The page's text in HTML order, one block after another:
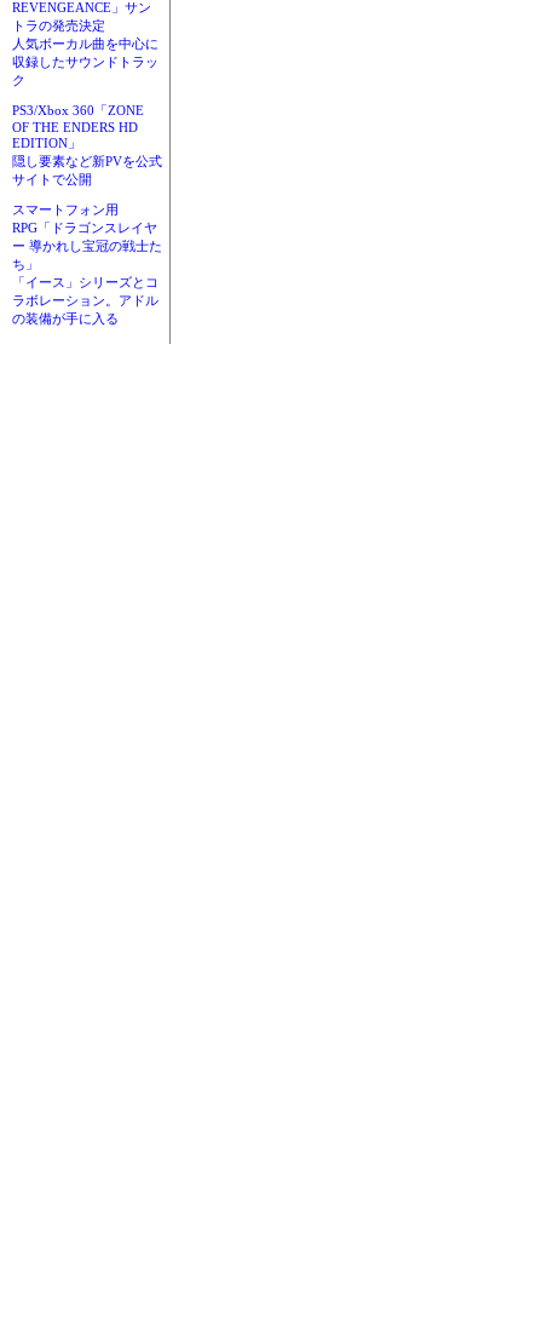
REVENGEANCE」サン
トラの発売決定
人気ボーカル曲を中心に
収録したサウンドトラッ
ク
PS3/Xbox 360「ZONE
OF THE ENDERS HD
EDITION」
隠し要素など新PVを公式
サイトで公開
スマートフォン用
RPG「ドラゴンスレイヤ
ー 導かれし宝冠の戦士た
ち」
「イース」シリーズとコ
ラボレーション。アドル
の装備が手に入る